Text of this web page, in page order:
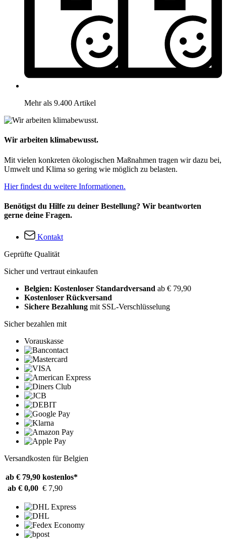
Mehr als 9.400 Artikel
Wir arbeiten klimabewusst.
Mit vielen konkreten ökologischen Maßnahmen tragen wir dazu bei,
Umwelt und Klima so gering wie möglich zu belasten.
Hier findest du weitere Informationen.
Benötigst du Hilfe zu deiner Bestellung? Wir beantworten
gerne deine Fragen.
Kontakt
Geprüfte Qualität
Sicher und vertraut einkaufen
Belgien: Kostenloser Standardversand ab € 79,90
Kostenloser Rückversand
Sichere Bezahlung mit SSL-Verschlüsselung
Sicher bezahlen mit
Vorauskasse
Versandkosten für Belgien
ab € 79,90 kostenlos*
ab € 0,00 € 7,90